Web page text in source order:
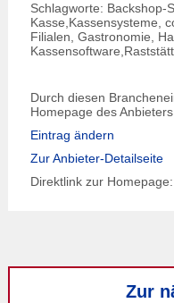
Schlagworte: Backshop-
Kasse,Kassensysteme,
Filialen, Gastronomie,
Durch diesen
Homepage des
Eintrag ändern
Zur Anbieter-Detailseite
Direktlink zur Homepage:
Zur